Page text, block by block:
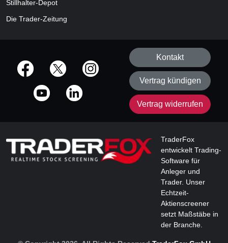
Stillhalter-Depot
Die Trader-Zeitung
offizielle Social Media-Accounts
Kontakt
Vertrag kündigen
Vertrag widerrufen
TraderFox
entwickelt Trading-
Software für
Anleger und
Trader. Unser
Echtzeit-
Aktienscreener
setzt Maßstäbe in
der Branche.